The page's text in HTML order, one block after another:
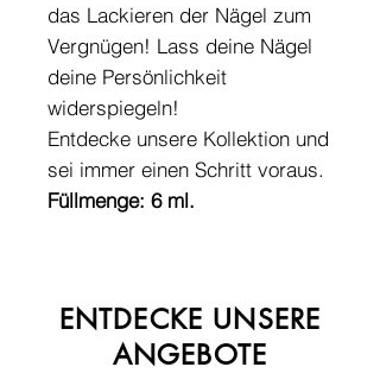
das Lackieren der Nägel zum
Vergnügen! Lass deine Nägel
deine Persönlichkeit
widerspiegeln!
Entdecke unsere Kollektion und
sei immer einen Schritt voraus.
Füllmenge: 6 ml.
ENTDECKE UNSERE
ANGEBOTE